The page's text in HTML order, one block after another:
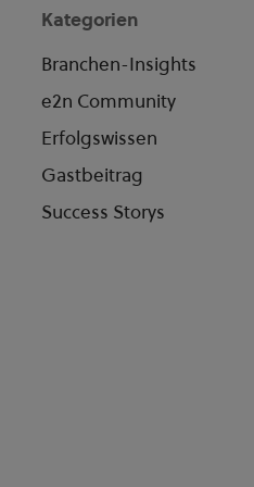
Kategorien
Branchen-Insights
e2n Community
Erfolgswissen
Gastbeitrag
Success Storys